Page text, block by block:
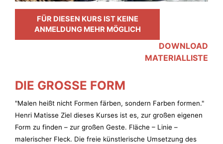
FÜR DIESEN KURS IST KEINE
ANMELDUNG MEHR MÖGLICH
DOWNLOAD
MATERIALLISTE
DIE GROSSE FORM
"Malen heißt nicht Formen färben, sondern Farben formen."
Henri Matisse Ziel dieses Kurses ist es, zur großen eigenen
Form zu finden – zur großen Geste. Fläche – Linie –
malerischer Fleck. Die freie künstlerische Umsetzung des